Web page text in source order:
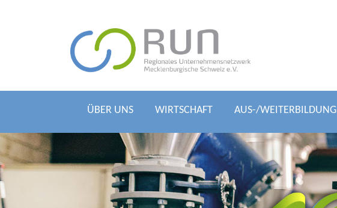
ÜBER UNS WIRTSCHAFT AUS-/WEITERBILDUNG